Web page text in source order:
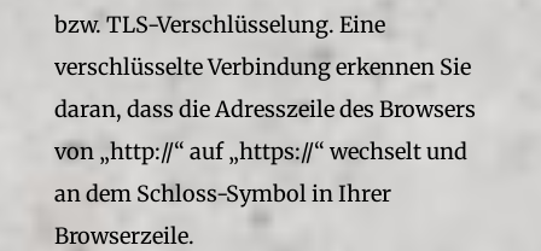
bzw. TLS-Verschlüsselung. Eine
verschlüsselte Verbindung erkennen Sie
daran, dass die Adresszeile des Browsers
von „http://“ auf „https://“ wechselt und
an dem Schloss-Symbol in Ihrer
Browserzeile.